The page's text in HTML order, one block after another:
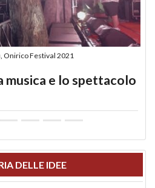
Onirico Festival 2021
musica e lo spettacolo
DELLE IDEE